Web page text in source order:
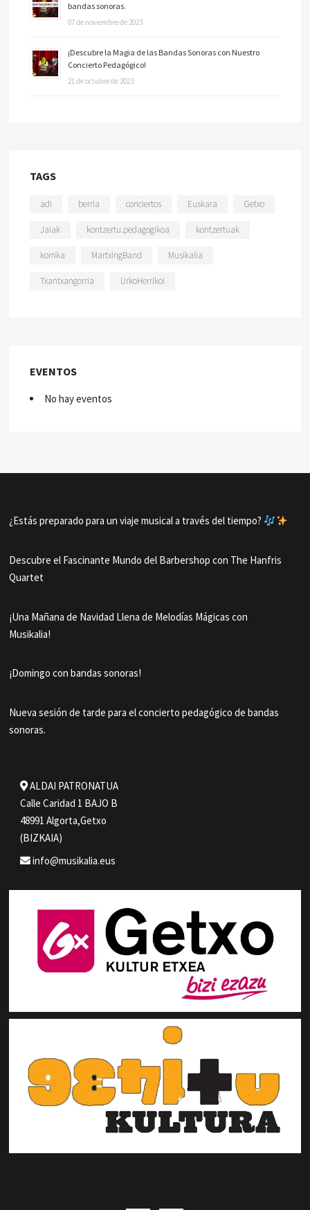
bandas sonoras.
07 de noviembre de 2023
¡Descubre la Magia de las Bandas Sonoras con Nuestro
Concierto Pedagógico!
21 de octubre de 2023
TAGS
adi berria conciertos Euskara Getxo
Jaiak kontzertu.pedagogikoa kontzertuak
korrika MartxingBand Musikalia
Txantxangorria UrkoHerrikoi
EVENTOS
No hay eventos
¿Estás preparado para un viaje musical a través del tiempo?
Descubre el Fascinante Mundo del Barbershop con The Hanfris
Quartet
¡Una Mañana de Navidad Llena de Melodías Mágicas con
Musikalia!
¡Domingo con bandas sonoras!
Nueva sesión de tarde para el concierto pedagógico de bandas
sonoras.
ALDAI PATRONATUA
Calle Caridad 1 BAJO B
48991 Algorta,Getxo
(BIZKAIA)
info@musikalia.eus